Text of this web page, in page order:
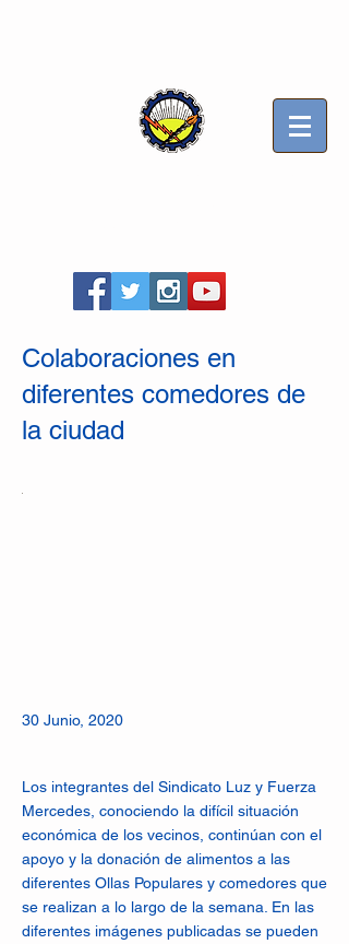
Colaboraciones en
diferentes comedores de
la ciudad
30 Junio, 2020
Los integrantes del Sindicato Luz y Fuerza
Mercedes, conociendo la difícil situación
económica de los vecinos, continúan con el
apoyo y la donación de alimentos a las
diferentes Ollas Populares y comedores que
se realizan a lo largo de la semana. En las
diferentes imágenes publicadas se pueden